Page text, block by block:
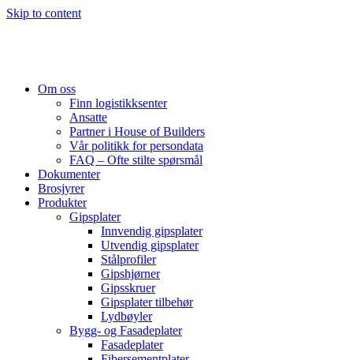
Skip to content
Om oss
Finn logistikksenter
Ansatte
Partner i House of Builders
Vår politikk for persondata
FAQ – Ofte stilte spørsmål
Dokumenter
Brosjyrer
Produkter
Gipsplater
Innvendig gipsplater
Utvendig gipsplater
Stålprofiler
Gipshjørner
Gipsskruer
Gipsplater tilbehør
Lydbøyler
Bygg- og Fasadeplater
Fasadeplater